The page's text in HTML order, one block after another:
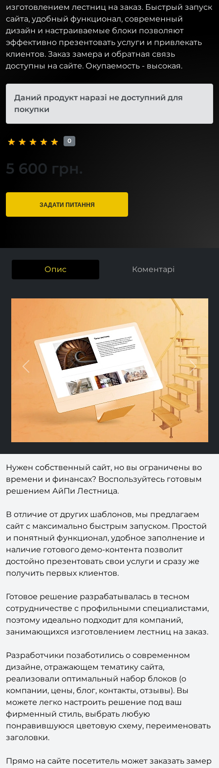
изготовлением лестниц на заказ. Быстрый запуск
сайта, удобный функционал, современный
дизайн и настраиваемые блоки позволяют
эффективно презентовать услуги и привлекать
клиентов. Заказ замера и обратная связь
доступны на сайте. Окупаемость - высокая.
Даний продукт наразі не доступний для
покупки
0
5 600 грн.
ЗАДАТИ ПИТАННЯ
Опис Коментарі
Previous
Нужен собственный сайт, но вы ограничены во
времени и финансах? Воспользуйтесь готовым
В отличие от других шаблонов, мы предлагаем
сайт с максимально быстрым запуском. Простой
и понятный функционал, удобное заполнение и
наличие готового демо-контента позволит
достойно презентовать свои услуги и сразу же
Готовое решение разрабатывалась в тесном
сотрудничестве с профильными специалистами,
поэтому идеально подходит для компаний,
Разработчики позаботились о современном
дизайне, отражающем тематику сайта,
реализовали оптимальный набор блоков (о
компании, цены, блог, контакты, отзывы). Вы
можете легко настроить решение под ваш
фирменный стиль, выбрать любую
понравившуюся цветовую схему, переименовать